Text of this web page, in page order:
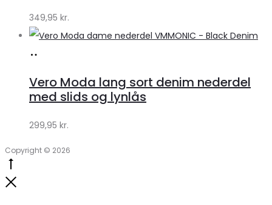
349,95 kr.
Klædeskabet.dk
Vero Moda lang sort denim nederdel
med slids og lynlås
299,95 kr.
Copyright © 2026